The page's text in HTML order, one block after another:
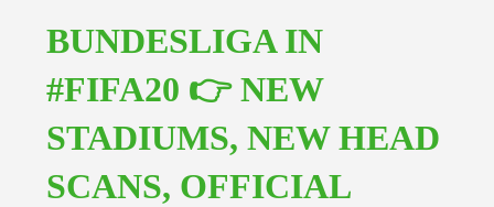
BUNDESLIGA IN
#FIFA20 👉 NEW
STADIUMS, NEW HEAD
SCANS, OFFICIAL